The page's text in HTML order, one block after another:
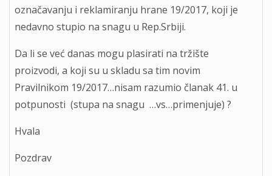
označavanju i reklamiranju hrane 19/2017, koji je
nedavno stupio na snagu u Rep.Srbiji.
Da li se već danas mogu plasirati na tržište
proizvodi, a koji su u skladu sa tim novim
Pravilnikom 19/2017…nisam razumio članak 41. u
potpunosti (stupa na snagu …vs…primenjuje) ?
Hvala
Pozdrav